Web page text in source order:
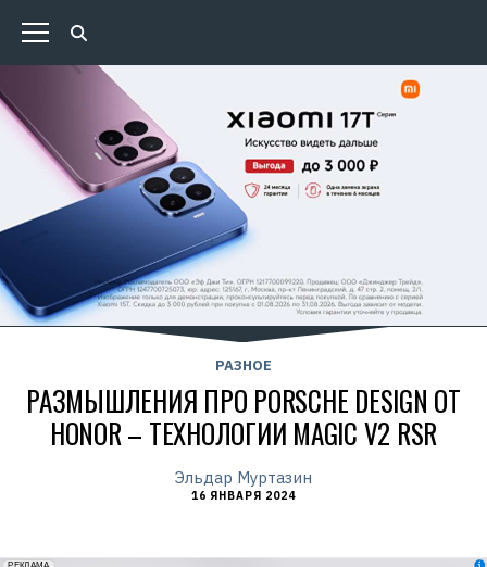
РАЗНОЕ
РАЗМЫШЛЕНИЯ ПРО PORSCHE DESIGN ОТ
HONOR – ТЕХНОЛОГИИ MAGIC V2 RSR
Эльдар Муртазин
16 ЯНВАРЯ 2024